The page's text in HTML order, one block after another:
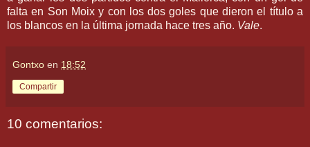
falta en Son Moixy con los dos goles que dieron el título a
los blancos en la última jornada hace tres año. Vale.
Gontxo en 18:52
Compartir
10 comentarios: